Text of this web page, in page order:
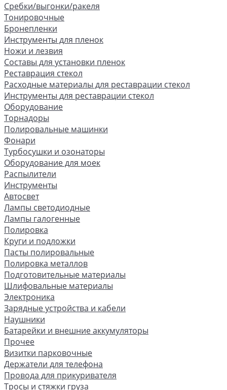
Сребки/выгонки/ракеля
Тонировочные
Бронепленки
Инструменты для пленок
Ножи и лезвия
Составы для установки пленок
Реставрация стекол
Расходные материалы для реставрации стекол
Инструменты для реставрации стекол
Оборудование
Торнадоры
Полировальные машинки
Фонари
Турбосушки и озонаторы
Оборудование для моек
Распылители
Инструменты
Автосвет
Лампы светодиодные
Лампы галогенные
Полировка
Круги и подложки
Пасты полировальные
Полировка металлов
Подготовительные материалы
Шлифовальные материалы
Электроника
Зарядные устройства и кабели
Наушники
Батарейки и внешние аккумуляторы
Прочее
Визитки парковочные
Держатели для телефона
Провода для прикуривателя
Тросы и стяжки груза